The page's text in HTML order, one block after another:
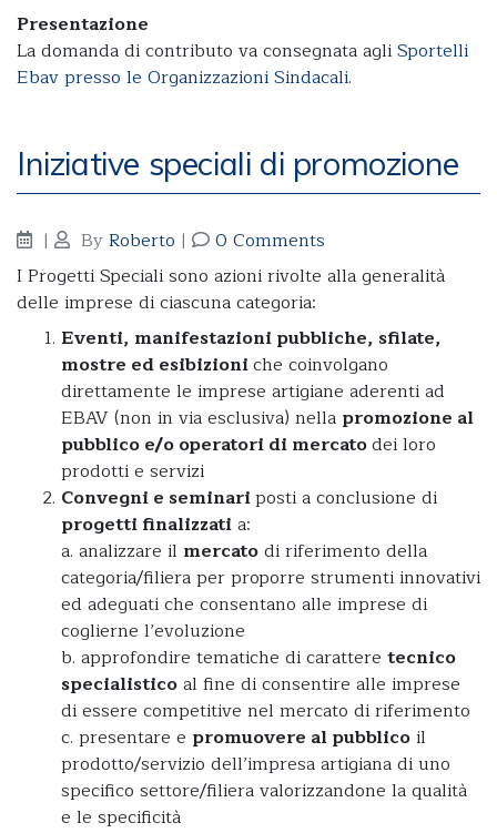
Presentazione
La domanda di contributo va consegnata agliSportelli
Ebav presso le Organizzazioni Sindacali.
Iniziative speciali di promozione
| ByRoberto |
0 Comments
I Progetti Speciali sono azioni rivolte alla generalità
delle imprese di ciascuna categoria:
Eventi, manifestazioni pubbliche, sfilate,
mostre ed esibizioniche coinvolgano
direttamente le imprese artigiane aderenti ad
EBAV (non in via esclusiva) nella promozione al
pubblico e/o operatori di mercatodei loro
prodotti e servizi
Convegni e seminariposti a conclusione di
progetti finalizzatia:
a. analizzare il mercatodi riferimento della
categoria/filiera per proporre strumenti innovativi
ed adeguati che consentano alle imprese di
coglierne l’evoluzione
b. approfondire tematiche di carattere tecnico
specialisticoal fine di consentire alle imprese
di essere competitive nel mercato di riferimento
c. presentare e promuovere al pubblicoil
prodotto/servizio dell’impresa artigiana di uno
specifico settore/filiera valorizzandone la qualità
e le specificità